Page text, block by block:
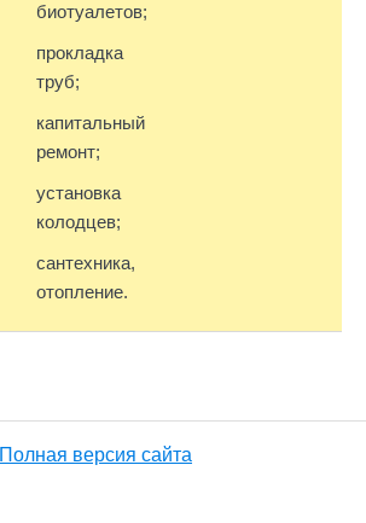
биотуалетов;
прокладка
труб;
капитальный
ремонт;
установка
колодцев;
сантехника,
отопление.
Полная версия сайта